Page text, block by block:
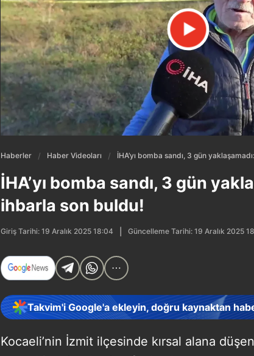
Haberler Haber Videoları İHA’yı bomba sandı, 3 gün
İHA’yı bomba sandı, 3 gün
ihbarla son buldu!
Giriş Tarihi: 19 Aralık 2025 18:04 Güncelleme Tarihi: 19 Aralık 2025
Takvim'i Google'a ekleyin, doğru kaynaktan
Kocaeli’nin İzmit ilçesinde kırsal alana